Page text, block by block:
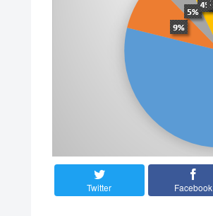
Twitter Facebook